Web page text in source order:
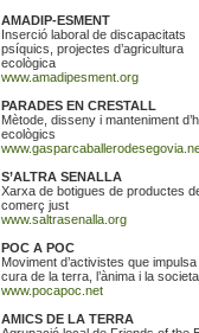
AMADIP-ESMENT
Inserció laboral de discapacitats
psíquics, projectes d’agricultura
ecològica
www.amadipesment.org
PARADES EN CRESTALL
Mètode, disseny i manteniment
ecològics
S’ALTRA SENALLA
Xarxa de botigues de productes
comerç just
www.saltrasenalla.org
POC A POC
Moviment d’activistes que impulsa
cura de la terra, l’ànima i la
www.pocapoc.net
AMICS DE LA TERRA